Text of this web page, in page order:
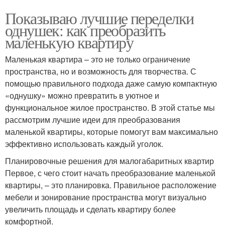
Показываю лучшие переделки
однушек: как преобразить
маленькую квартиру
Маленькая квартира – это не только ограничение
пространства, но и возможность для творчества. С
помощью правильного подхода даже самую компактную
«однушку» можно превратить в уютное и
функциональное жилое пространство. В этой статье мы
рассмотрим лучшие идеи для преобразования
маленькой квартиры, которые помогут вам максимально
эффективно использовать каждый уголок.
Планировочные решения для малогабаритных квартир
Первое, с чего стоит начать преобразование маленькой
квартиры, – это планировка. Правильное расположение
мебели и зонирование пространства могут визуально
увеличить площадь и сделать квартиру более
комфортной.